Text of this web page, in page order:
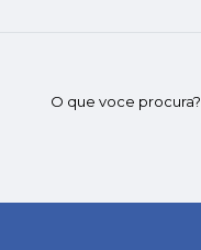
O que voce procura?